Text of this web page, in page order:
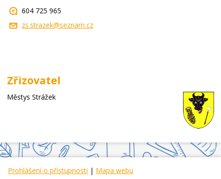
604 725 965
zs.strazek@seznam.cz
Zřizovatel
Městys Strážek
Prohlášení o přístupnosti | Mapa webu